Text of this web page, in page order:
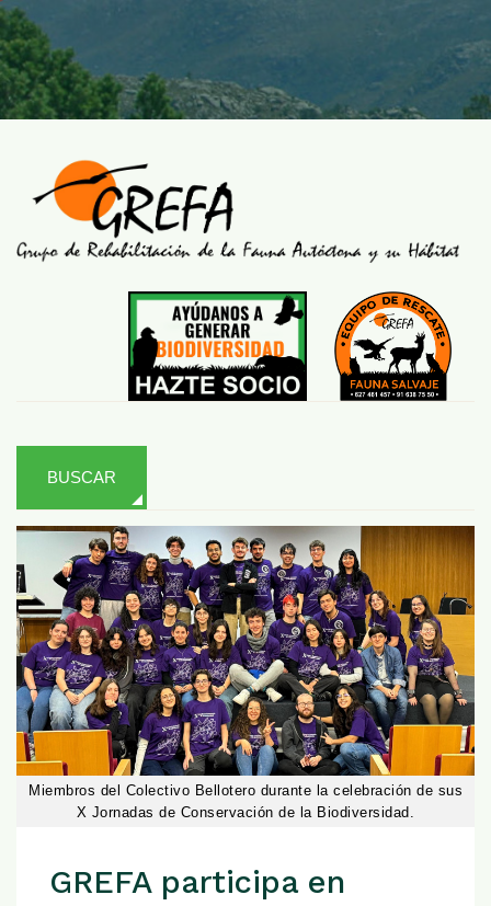
BUSCAR
Miembros del Colectivo Bellotero durante la celebración de sus
X Jornadas de Conservación de la Biodiversidad.
GREFA participa en